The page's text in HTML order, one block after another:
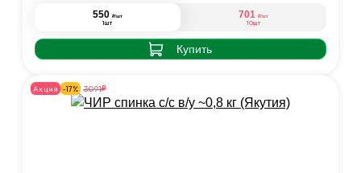
550 ₽/шт
1шт
701 ₽/шт
10шт
Купить
Акция -17% 3091₽